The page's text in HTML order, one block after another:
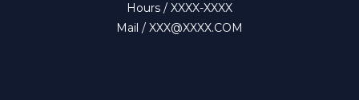
Hours / XXXX-XXXX
Mail / XXX@XXXX.COM